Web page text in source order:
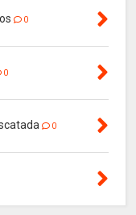
0
0
0